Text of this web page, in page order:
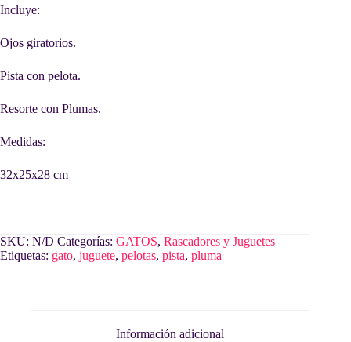
cantidad
Incluye:
Ojos giratorios.
Pista con pelota.
Resorte con Plumas.
Medidas:
32x25x28 cm
SKU: N/D Categorías: GATOS, Rascadores y Juguetes
Etiquetas: gato, juguete, pelotas, pista, pluma
Información adicional